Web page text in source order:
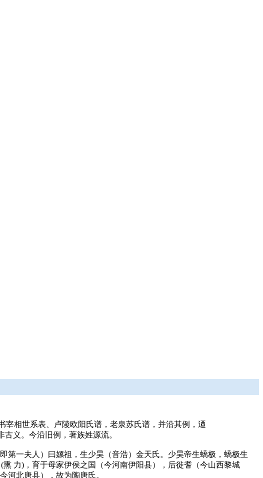
宰相世系表、卢陵欧阳氏谱，老泉苏氏谱，并沿其例，逎
义。今沿旧例，著族姓源流。
第一夫人）曰嫘祖，生少昊（音浩）金天氏。少昊帝生蟜极，蟜极生
力)，育于母家伊侯之国（今河南伊阳县），后徙耆（今山西黎城
河北唐县），故为陶唐氏。